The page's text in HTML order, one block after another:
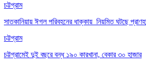
চট্টগ্রাম
সাতকানিয়ায় ঈগল পরিবহনের ধাক্কায় নিয়মিত ঘটছে
চট্টগ্রাম
চট্টগ্রামেই দুই বছরে বন্ধ ১৯০ কারখানা, বেকার ৩০ হাজার